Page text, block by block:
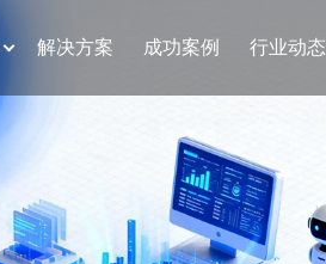
解决方案 成功案例 行业动态